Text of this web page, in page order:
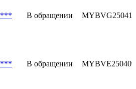
*** В обращении
*** В обращении